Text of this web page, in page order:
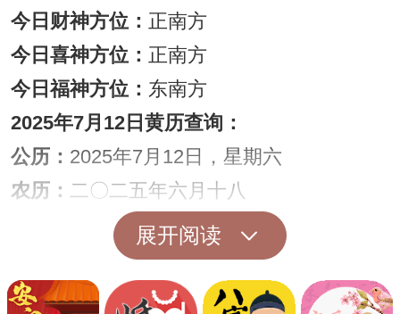
今日财神方位： 正南方
今日喜神方位： 正南方
今日福神方位： 东南方
2025年7月12日黄历查询：
公历： 2025年7月12日，星期六
农历： 二〇二五年六月十八
乙巳年，生肖属蛇，癸未月，壬午日
仓库碓 外西北
冲煞：
冲生肖(丙子)鼠，煞北
展开阅读